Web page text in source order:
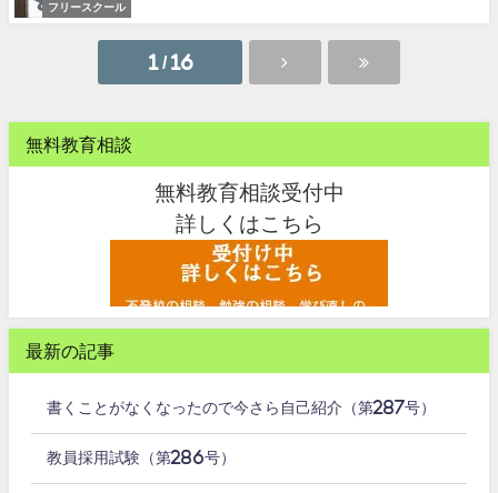
フリースクール
1 / 16
無料教育相談
無料教育相談受付中
詳しくはこちら
最新の記事
書くことがなくなったので今さら自己紹介（第287号）
教員採用試験（第286号）